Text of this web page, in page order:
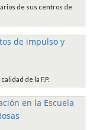
de sus centros de
de la F.P.